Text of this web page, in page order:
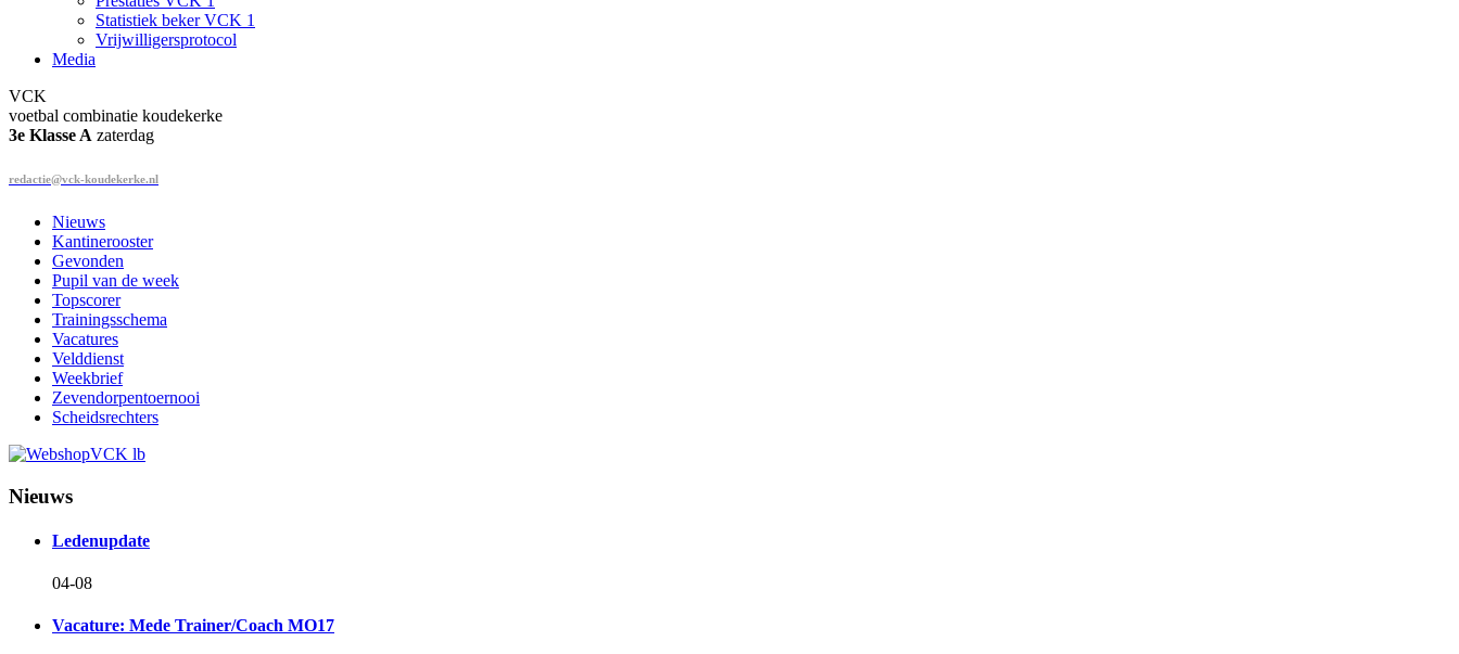
Statistiek beker VCK 1
Vrijwilligersprotocol
Media
VCK
voetbal combinatie koudekerke
3e Klasse A zaterdag
redactie@vck-koudekerke.nl
Nieuws
Kantinerooster
Gevonden
Pupil van de week
Topscorer
Trainingsschema
Vacatures
Velddienst
Weekbrief
Zevendorpentoernooi
Scheidsrechters
Nieuws
Ledenupdate
04-08
Vacature: Mede Trainer/Coach MO17